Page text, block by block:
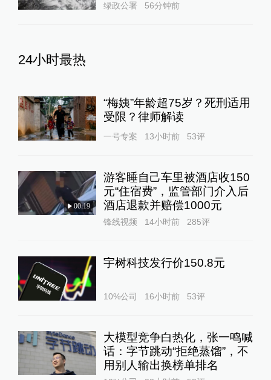
绿政公署 56分钟前
24小时最热
“梅姨”年龄超75岁？死刑适用
受限？律师解读
一号专案 13小时前 53评
00:19
游客睡自己车里被酒店收150
元“住宿费”，监管部门介入后
酒店退款并赔偿1000元
锋线视频 14小时前 285评
宇树科技发行价150.8元
10%公司 16小时前 53评
大模型竞争白热化，张一鸣喊
话：字节跳动“拒绝蒸馏”，不
用别人输出换榜单排名